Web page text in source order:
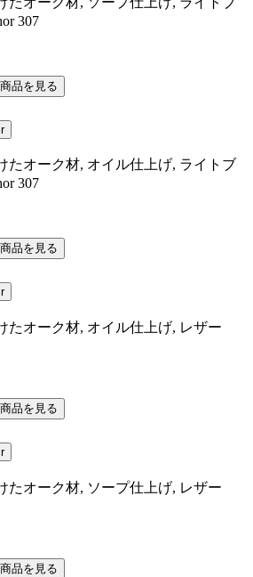
307
商品を見る
たオーク材, オイル仕上げ, ライトブ
307
商品を見る
たオーク材, オイル仕上げ, レザー
商品を見る
たオーク材, ソープ仕上げ, レザー
商品を見る